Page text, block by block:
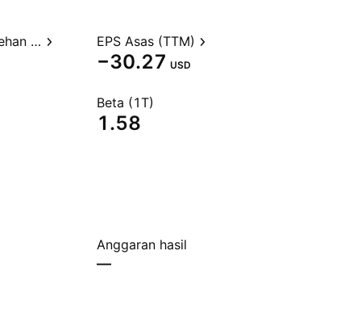
Nisbah harga kepada perolehan (TTM) EPS Asas (TTM)
−30.27 USD
Beta (1T)
1.58
Anggaran hasil
—